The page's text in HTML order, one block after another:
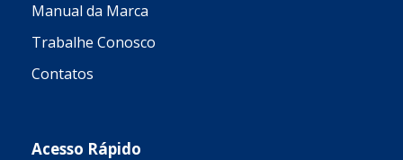
Manual da Marca
Trabalhe Conosco
Contatos
Acesso Rápido